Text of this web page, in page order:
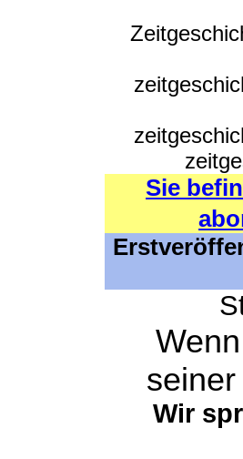
Sie
Wir